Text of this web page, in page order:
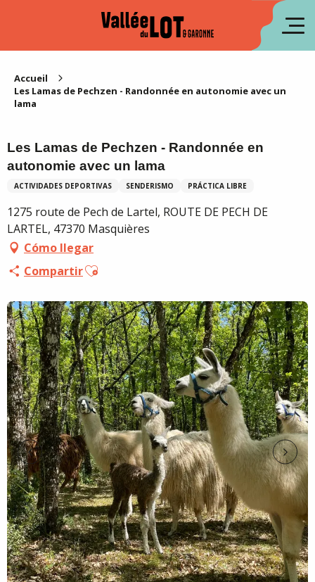
Accueil
Les Lamas de Pechzen - Randonnée en autonomie avec un
lama
Les Lamas de Pechzen - Randonnée en
autonomie avec un lama
ACTIVIDADES DEPORTIVAS SENDERISMO PRÁCTICA LIBRE
1275 route de Pech de Lartel, ROUTE DE PECH DE
LARTEL, 47370 Masquières
Cómo llegar
CompartirAjouter aux favoris